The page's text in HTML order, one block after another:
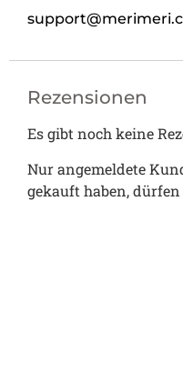
Rezensionen
Es gibt noch keine
Nur angemeldete
gekauft haben, dürfen